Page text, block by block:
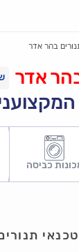
בהר אדר
אדר
כביסה